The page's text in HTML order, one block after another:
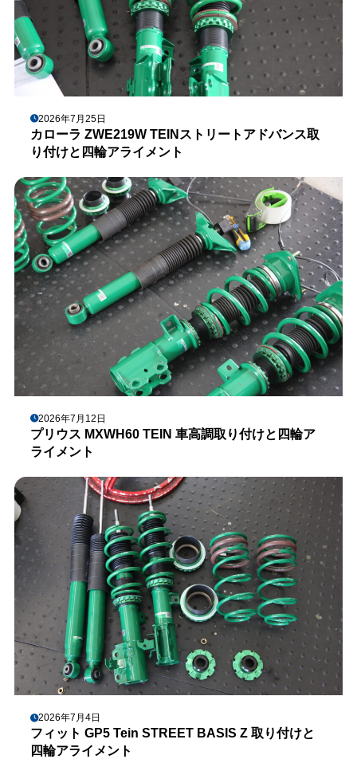
2026年7月25日
カローラ ZWE219W TEINストリートアドバンス取
り付けと四輪アライメント
2026年7月12日
プリウス MXWH60 TEIN 車高調取り付けと四輪ア
ライメント
2026年7月4日
フィット GP5 Tein STREET BASIS Z 取り付けと
四輪アライメント